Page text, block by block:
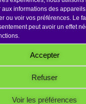
informations des
ou voir vos préférences. Le
peut avoir un effet
Accepter
Refuser
Voir les préférences
»#410087″
»#FFFFFF »
»#22006c
sur Jean-
button]
: Vendredi
2014